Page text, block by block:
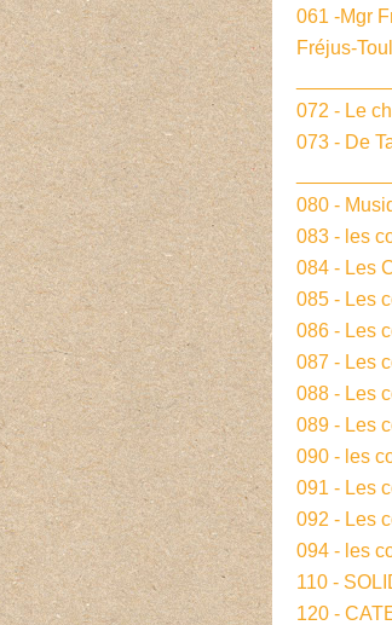
061 -Mgr
Fréjus-
072 - Le
073 - De
080 -
083 - les
084 - Les
085 - Les
086 - Les
087 - Les
088 - Les
089 - Les
090 - les
091 - Les
092 - Les
094 - les
110 -
120 -